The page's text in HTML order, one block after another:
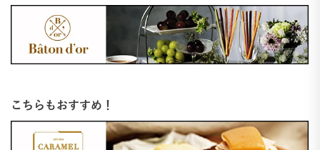
こちらもおすすめ！